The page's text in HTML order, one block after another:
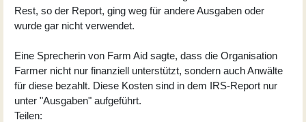
Rest, so der Report, ging weg für andere Ausgaben oder
wurde gar nicht verwendet.
Eine Sprecherin von Farm Aid sagte, dass die Organisation
Farmer nicht nur finanziell unterstützt, sondern auch Anwälte
für diese bezahlt. Diese Kosten sind in dem IRS-Report nur
unter "Ausgaben" aufgeführt.
Teilen: